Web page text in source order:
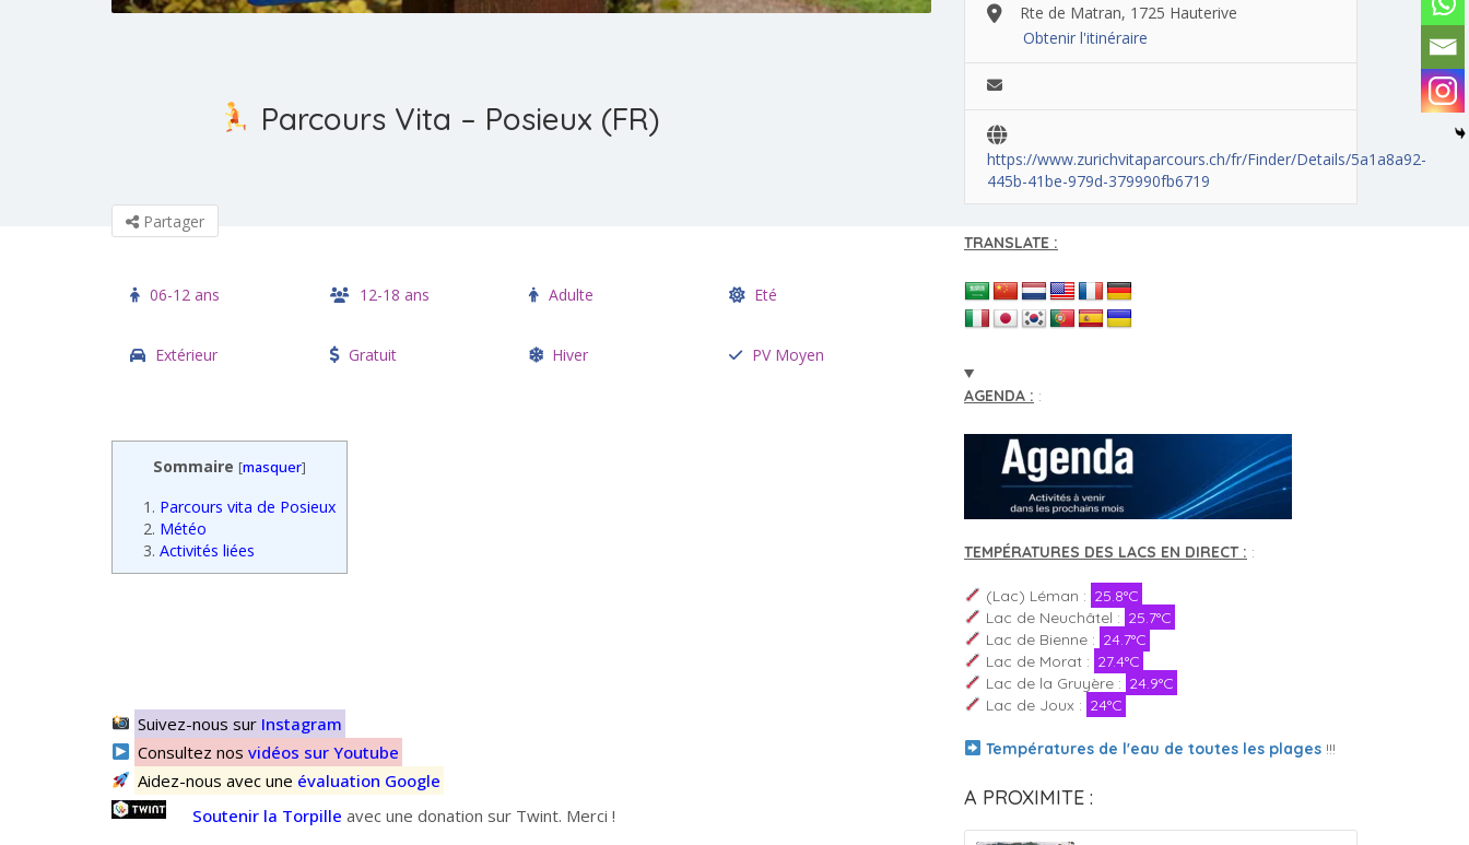
Parcours Vita – Posieux (FR)
Partager
06-12 ans 12-18 ans Adulte Eté
Extérieur Gratuit Hiver PV Moyen
Sommaire [masquer]
1. Parcours vita de Posieux
2. Météo
3. Activités liées
Suivez-nous sur Instagram
Consultez nosvidéos sur Youtube
Aidez-nous avec une évaluation Google
Soutenir la Torpille avec une donation sur Twint. Merci !
Rte de Matran, 1725 Hauterive
Obtenir l'itinéraire
https://www.zurichvitaparcours.ch/fr/Finder/Details/5a1a8a92-
445b-41be-979d-379990fb6719
TRANSLATE :
AGENDA : :
TEMPÉRATURES DES LACS EN DIRECT : :
(Lac) Léman : 25.8°C
Lac de Neuchâtel : 25.7°C
Lac de Bienne : 24.7°C
Lac de Morat : 27.4°C
Lac de la Gruyère : 24.9°C
Lac de Joux : 24°C
Températures de l'eau de toutes les plages!!!
A PROXIMITE :